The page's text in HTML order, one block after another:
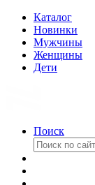
Каталог
Новинки
Мужчины
Женщины
Дети
Поиск